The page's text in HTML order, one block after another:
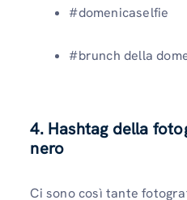
#domenicaselfie
#brunch della
4. Hashtag della
nero
Ci sono così tante